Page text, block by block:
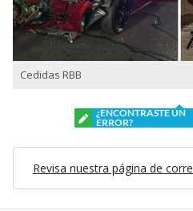
Cedidas RBB
¿ENCONTRASTE UN
ERROR?
Revisa nuestra página de